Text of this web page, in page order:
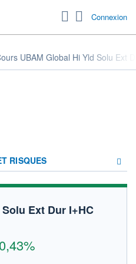
Connexion
UBAM Global Hi Yld Solu Ext
RISQUES
FORUM
Ext Dur I+HC